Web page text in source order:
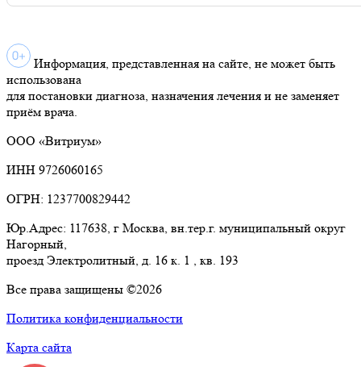
Информация, представленная на сайте, не может быть
использована
для постановки диагноза, назначения лечения и не заменяет
приём врача.
ООО «Витриум»
ИНН 9726060165
ОГРН: 1237700829442
Юр.Адрес: 117638, г Москва, вн.тер.г. муниципальный округ
Нагорный,
проезд Электролитный, д. 16 к. 1 , кв. 193
Все права защищены ©2026
Политика конфиденциальности
Карта сайта